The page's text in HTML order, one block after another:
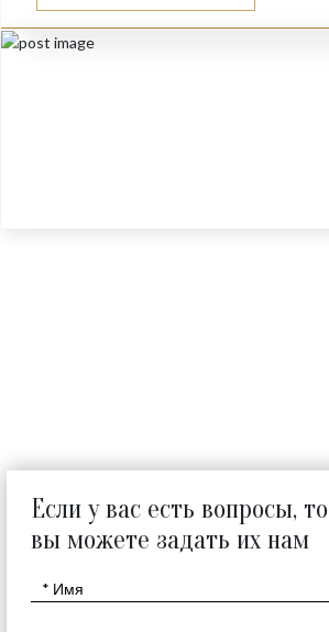
Если у вас есть вопросы, то
вы можете задать их нам